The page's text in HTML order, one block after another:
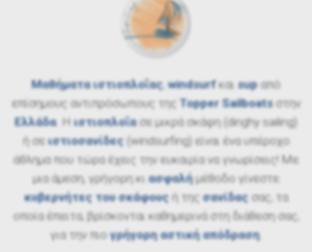
Μαθήματα ιστιοπλοΐας,windsurfκαι supαπό
επίσημους αντιπρόσωπους της Topper Sailboatsστην
Ελλάδα. Ηιστιοπλοΐασε μικρά σκάφη (dinghy sailing)
ή σειστιοσανίδες (windsurfing) είναι ένα υπέροχο
άθλημα που τώρα έχεις την ευκαιρία να γνωρίσεις! Με
μια άμεση, γρήγορη κιασφαλήμέθοδο γίνεστε
κυβερνήτες του σκάφουςή τηςσανίδας σας, τα
οποία έπειτα, βρίσκονται καθημερινά στη διάθεση σας,
για την πιογρήγορη αστική απόδραση.